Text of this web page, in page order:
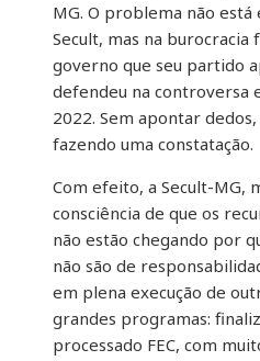
MG. O problema não está
Secult, mas na burocracia
governo que seu partido
defendeu na controversa
2022. Sem apontar
fazendo uma constatação.
Com efeito, a Secult-MG,
consciência de que os
não estão chegando por
não são de
em plena execução de
grandes programas:
processado FEC, com